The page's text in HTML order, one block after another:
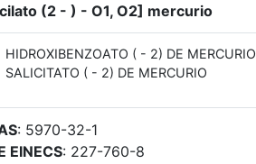
(2 - ) - O1, O2] mercurio
HIDROXIBENZOATO ( - 2) DE MERCURIO
SALICITATO ( - 2) DE MERCURIO
: 5970-32-1
EINECS: 227-760-8